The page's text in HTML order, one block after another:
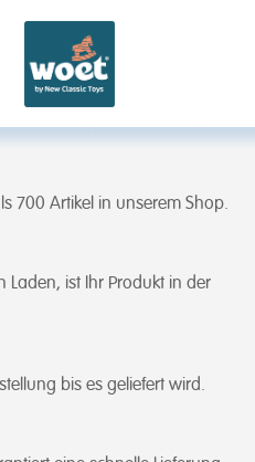
700 Artikel in unserem Shop.
ist Ihr Produkt in der
bis es geliefert wird.